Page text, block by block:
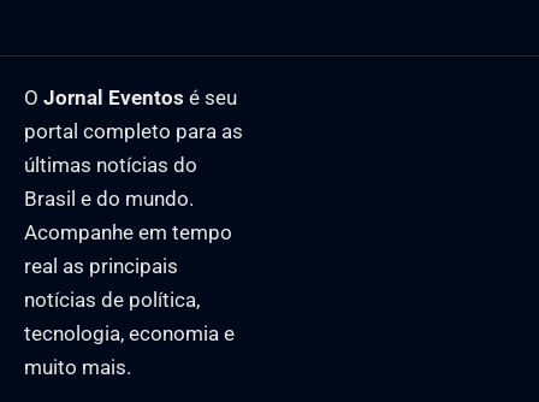
O Jornal Eventos é seu
portal completo para as
últimas notícias do
Brasil e do mundo.
Acompanhe em tempo
real as principais
notícias de política,
tecnologia, economia e
muito mais.